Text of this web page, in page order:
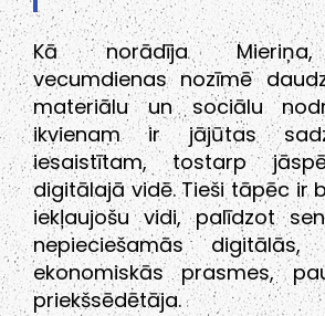
Kā norādīja Mieriņa,
vecumdienas nozīmē
materiālu un sociālu
ikvienam ir jājūtas
iesaistītam, tostarp
digitālajā vidē. Tieši tāpēc ir
iekļaujošu vidi, palīdzot
nepieciešamās
ekonomiskās prasmes,
priekšsēdētāja.